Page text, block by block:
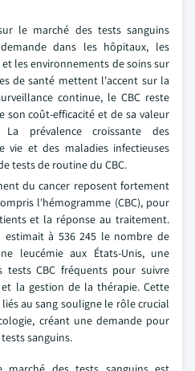
le marché des tests sanguins
dans les hôpitaux, les
les environnements de soins sur
de santé mettent l'accent sur la
continue, le CBC reste
son coût-efficacité et de sa valeur
La prévalence croissante des
et des maladies infectieuses
tests de routine du CBC.
du cancer reposent fortement
l'hémogramme (CBC), pour
et la réponse au traitement.
estimait à 536 245 le nombre de
leucémie aux États-Unis, une
tests CBC fréquents pour suivre
la gestion de la thérapie. Cette
au sang souligne le rôle crucial
créant une demande pour
sanguins.